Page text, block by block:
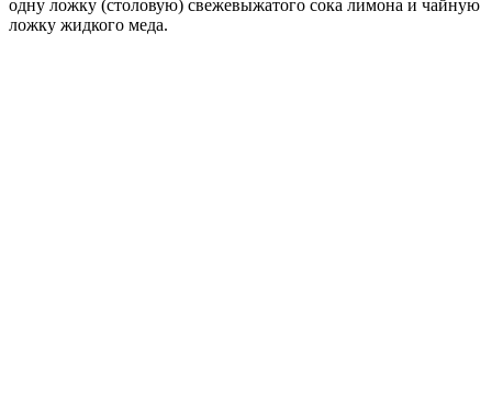
одну ложку (столовую) свежевыжатого сока лимона и чайную
ложку жидкого меда.